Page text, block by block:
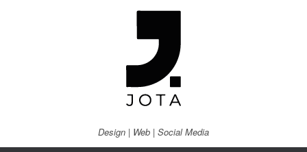
Design | Web | Social Media